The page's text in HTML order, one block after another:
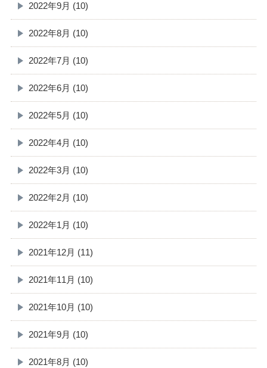
2022年9月 (10)
2022年8月 (10)
2022年7月 (10)
2022年6月 (10)
2022年5月 (10)
2022年4月 (10)
2022年3月 (10)
2022年2月 (10)
2022年1月 (10)
2021年12月 (11)
2021年11月 (10)
2021年10月 (10)
2021年9月 (10)
2021年8月 (10)